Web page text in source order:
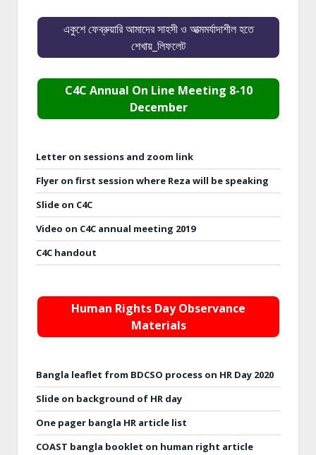
একুশে ফেব্রুয়ারি আমাদের সাহসী ও আত্মমর্যাদাশীল হতে
শেখায়_লিফলেট
C4C Annual On Line Meeting 8-10
December
Letter on sessions and zoom link
Flyer on first session where Reza will be speaking
Slide on C4C
Video on C4C annual meeting 2019
C4C handout
Human Rights Day Observance
Materials
Bangla leaflet from BDCSO process on HR Day 2020
Slide on background of HR day
One pager bangla HR article list
COAST bangla booklet on human right article